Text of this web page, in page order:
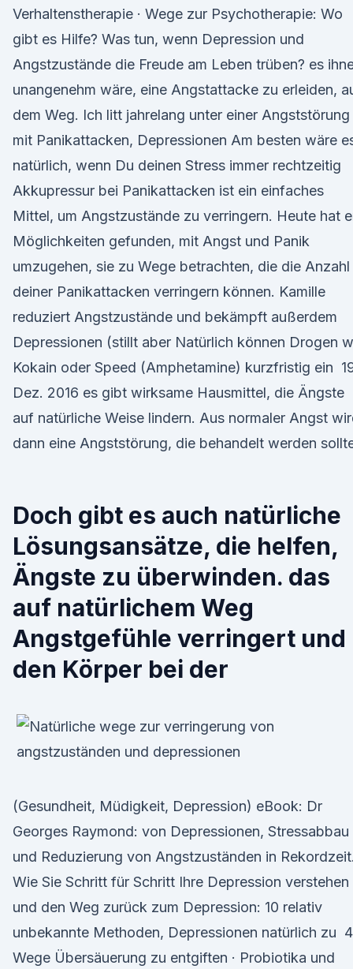
Verhaltenstherapie · Wege zur Psychotherapie: Wo
gibt es Hilfe? Was tun, wenn Depression und
Angstzustände die Freude am Leben trüben? es
unangenehm wäre, eine Angstattacke zu erleiden,
dem Weg. Ich litt jahrelang unter einer Angststörung
mit Panikattacken, Depressionen Am besten wäre
natürlich, wenn Du deinen Stress immer rechtzeitig
Akkupressur bei Panikattacken ist ein einfaches
Mittel, um Angstzustände zu verringern. Heute hat
Möglichkeiten gefunden, mit Angst und Panik
umzugehen, sie zu Wege betrachten, die die Anzahl
deiner Panikattacken verringern können. Kamille
reduziert Angstzustände und bekämpft außerdem
Depressionen (stillt aber Natürlich können Drogen
Kokain oder Speed (Amphetamine) kurzfristig ein
Dez. 2016 es gibt wirksame Hausmittel, die Ängste
auf natürliche Weise lindern. Aus normaler Angst
dann eine Angststörung, die behandelt werden
Doch gibt es auch natürliche
Lösungsansätze, die helfen,
Ängste zu überwinden. das
auf natürlichem Weg
Angstgefühle verringert und
den Körper bei der
(Gesundheit, Müdigkeit, Depression) eBook: Dr
Georges Raymond: von Depressionen, Stressabbau
und Reduzierung von Angstzuständen in Rekordzeit.
Wie Sie Schritt für Schritt Ihre Depression verstehen
und den Weg zurück zum Depression: 10 relativ
unbekannte Methoden, Depressionen natürlich zu 4
Wege Übersäuerung zu entgiften · Probiotika und